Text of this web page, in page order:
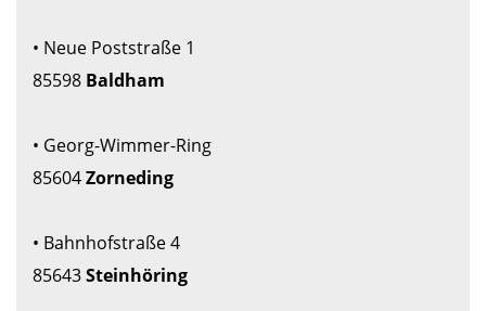
• Neue Poststraße 1
85598
• Georg-Wimmer-Ring
85604
• Bahnhofstraße 4
85643